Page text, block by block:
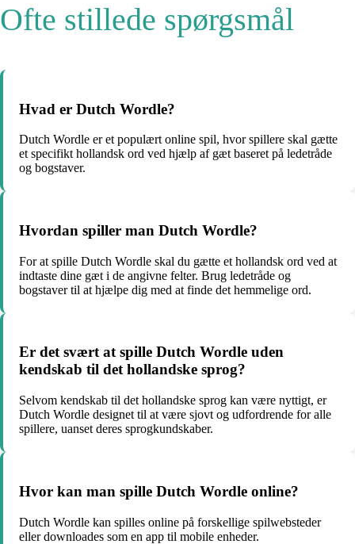
Ofte stillede spørgsmål
Hvad er Dutch Wordle?
Dutch Wordle er et populært online spil, hvor spillere skal gætte
et specifikt hollandsk ord ved hjælp af gæt baseret på ledetråde
og bogstaver.
Hvordan spiller man Dutch Wordle?
For at spille Dutch Wordle skal du gætte et hollandsk ord ved at
indtaste dine gæt i de angivne felter. Brug ledetråde og
bogstaver til at hjælpe dig med at finde det hemmelige ord.
Er det svært at spille Dutch Wordle uden
kendskab til det hollandske sprog?
Selvom kendskab til det hollandske sprog kan være nyttigt, er
Dutch Wordle designet til at være sjovt og udfordrende for alle
spillere, uanset deres sprogkundskaber.
Hvor kan man spille Dutch Wordle online?
Dutch Wordle kan spilles online på forskellige spilwebsteder
eller downloades som en app til mobile enheder.